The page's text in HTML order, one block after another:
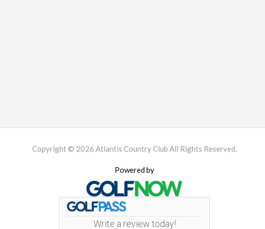
Copyright © 2026 Atlantis Country Club All Rights Reserved.
Powered by
Write a review today!